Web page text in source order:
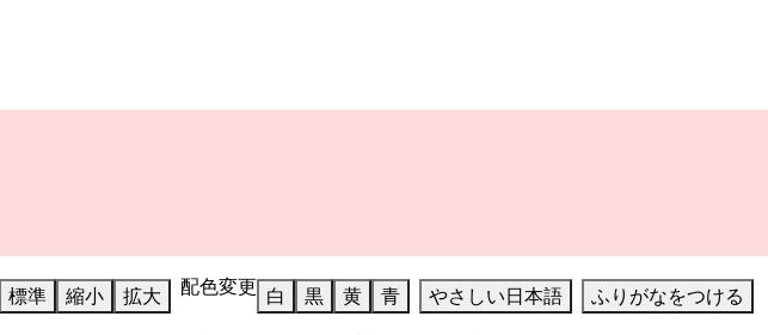
標準 縮小 拡大 配色変更 白 黒 黄 青 やさしい日本語 ふりがなをつける